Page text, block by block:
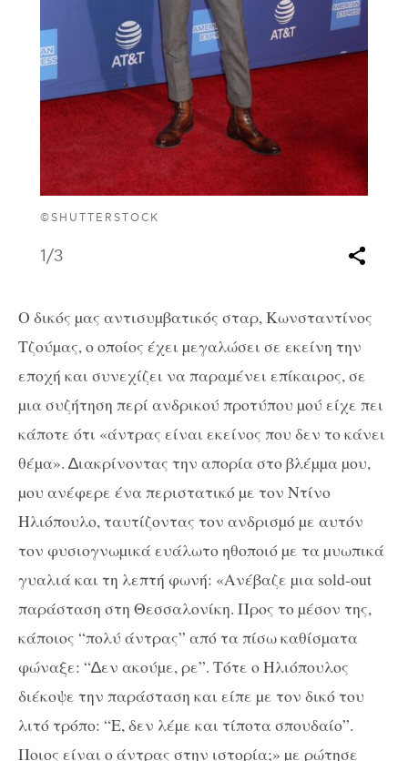
©SHUTTERSTOCK
1/3
Ο δικός µας αντισυµβατικός σταρ, Κωνσταντίνος
Τζούµας, ο οποίος έχει µεγαλώσει σε εκείνη την
εποχή και συνεχίζει να παραµένει επίκαιρος, σε
µια συζήτηση περί ανδρικού προτύπου µού είχε πει
κάποτε ότι «άντρας είναι εκείνος που δεν το κάνει
θέµα». ∆ιακρίνοντας την απορία στο βλέµµα µου,
µου ανέφερε ένα περιστατικό µε τον Ντίνο
Ηλιόπουλο, ταυτίζοντας τον ανδρισµό µε αυτόν
τον φυσιογνωµικά ευάλωτο ηθοποιό µε τα µυωπικά
γυαλιά και τη λεπτή φωνή: «Ανέβαζε µια sold-out
παράσταση στη Θεσσαλονίκη. Προς το µέσον της,
κάποιος “πολύ άντρας” από τα πίσω καθίσµατα
φώναξε: “∆εν ακούµε, ρε”. Τότε ο Ηλιόπουλος
διέκοψε την παράσταση και είπε µε τον δικό του
λιτό τρόπο: “Ε, δεν λέµε και τίποτα σπουδαίο”.
Ποιος είναι ο άντρας στην ιστορία;» µε ρώτησε